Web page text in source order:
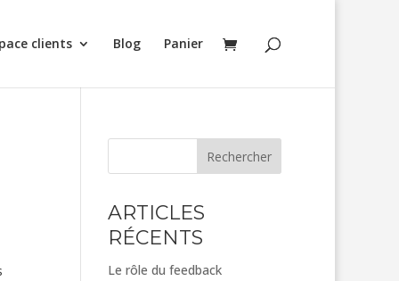
clients Blog Panier
Rechercher
ARTICLES
RÉCENTS
Le rôle du feedback